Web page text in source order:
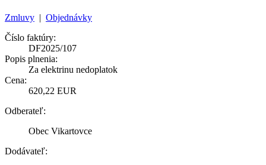
Zmluvy | Objednávky
Číslo faktúry:
DF2025/107
Popis plnenia:
Za elektrinu nedoplatok
Cena:
620,22 EUR
Odberateľ:
Obec Vikartovce
Dodávateľ: